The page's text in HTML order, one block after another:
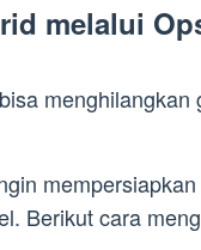
melalui
mempersiapkan
Berikut cara